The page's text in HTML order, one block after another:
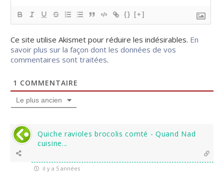
{} [+]
Ce site utilise Akismet pour réduire les indésirables. En
savoir plus sur la façon dont les données de vos
commentaires sont traitées.
1 COMMENTAIRE
Le plus ancien
Quiche ravioles brocolis comté - Quand Nad
cuisine...
il y a 5 années